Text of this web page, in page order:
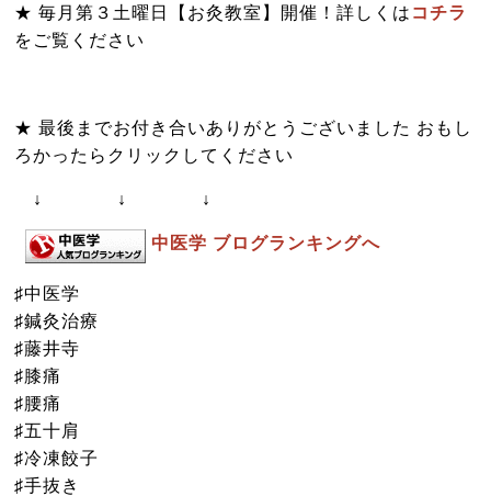
★ 毎月第３土曜日 【お灸教室】 開催！詳しくは コチラ
をご覧ください
★ 最後までお付き合いありがとうございました おもし
ろかったらクリックしてください
↓ ↓ ↓
中医学 ブログランキングへ
♯中医学
♯鍼灸治療
♯藤井寺
♯膝痛
♯腰痛
♯五十肩
♯冷凍餃子
♯手抜き